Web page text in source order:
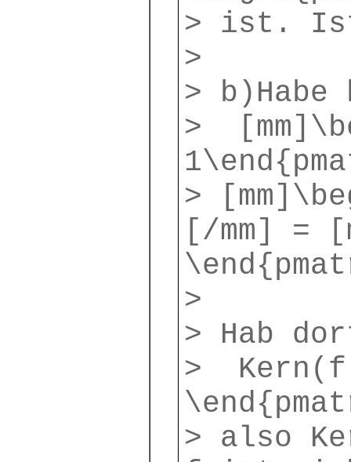
> ist. Ist
>
>
>
>
[/mm] =
>
> Hab
>
> also